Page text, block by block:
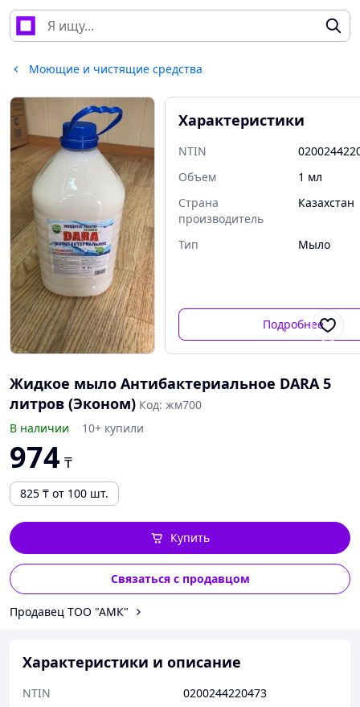
Моющие и чистящие средства
Характеристики
NTIN
Объем
1 мл
Страна
производитель
Казахстан
Тип Мыло
Подробнее
Жидкое мыло Антибактериальное DARA 5
литров (Эконом) Код: жм700
В наличии
10+ купили
974 ₸
825 ₸ от 100 шт.
Купить
Связаться с продавцом
Продавец ТОО "АМК"
Характеристики и описание
NTIN
0200244220473